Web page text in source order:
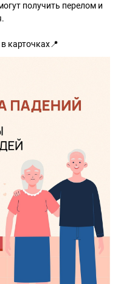
получить перелом и
карточках📍